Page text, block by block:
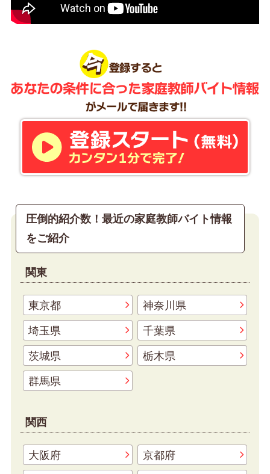
圧倒的紹介数！最近の家庭教師バイト情報
をご紹介
関東
東京都 神奈川県
埼玉県 千葉県
茨城県 栃木県
群馬県
関西
大阪府 京都府